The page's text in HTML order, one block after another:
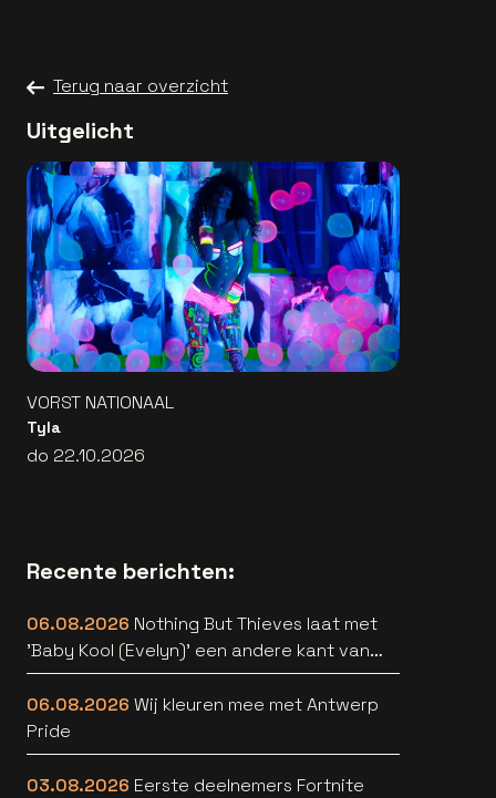
Terug naar overzicht
Uitgelicht
VORST NATIONAAL
Tyla
do 22.10.2026
Recente berichten:
06.08.2026 Nothing But Thieves laat met
'Baby Kool (Evelyn)' een andere kant van
zich horen [video]
06.08.2026 Wij kleuren mee met Antwerp
Pride
03.08.2026 Eerste deelnemers Fortnite